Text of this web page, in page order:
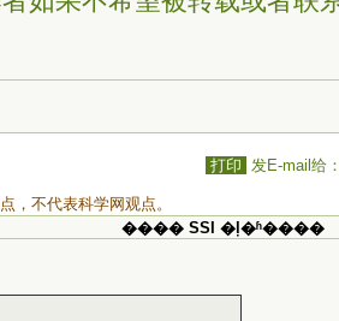
打印 发E-mail给
，不代表科学网观点。
���� SSI �ļ�ʱ����